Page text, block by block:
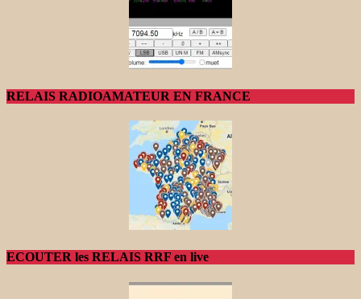
RELAIS RADIOAMATEUR EN FRANCE
ECOUTER les RELAIS RRF en live